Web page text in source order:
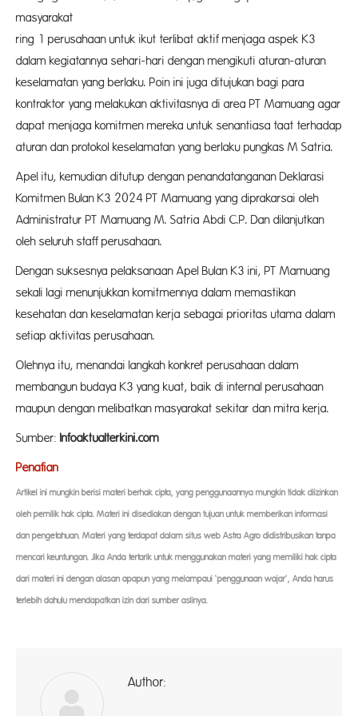
ring 1 perusahaan untuk ikut terlibat aktif menjaga aspek K3
dalam kegiatannya sehari-hari dengan mengikuti aturan-aturan
keselamatan yang berlaku. Poin ini juga ditujukan bagi para
kontraktor yang melakukan aktivitasnya di area PT Mamuang agar
dapat menjaga komitmen mereka untuk senantiasa taat terhadap
aturan dan protokol keselamatan yang berlaku pungkas M Satria.
Apel itu, kemudian ditutup dengan penandatanganan Deklarasi
Komitmen Bulan K3 2024 PT Mamuang yang diprakarsai oleh
Administratur PT Mamuang M. Satria Abdi C.P. Dan dilanjutkan
oleh seluruh staff perusahaan.
Dengan suksesnya pelaksanaan Apel Bulan K3 ini, PT Mamuang
sekali lagi menunjukkan komitmennya dalam memastikan
kesehatan dan keselamatan kerja sebagai prioritas utama dalam
setiap aktivitas perusahaan.
Olehnya itu, menandai langkah konkret perusahaan dalam
membangun budaya K3 yang kuat, baik di internal perusahaan
maupun dengan melibatkan masyarakat sekitar dan mitra kerja.
Sumber: Infoaktualterkini.com
Penafian
Artikel ini mungkin berisi materi berhak cipta, yang penggunaannya mungkin tidak diizinkan
oleh pemilik hak cipta. Materi ini disediakan dengan tujuan untuk memberikan informasi
dan pengetahuan. Materi yang terdapat dalam situs web Astra Agro didistribusikan tanpa
mencari keuntungan. Jika Anda tertarik untuk menggunakan materi yang memiliki hak cipta
dari materi ini dengan alasan apapun yang melampaui ‘penggunaan wajar’, Anda harus
terlebih dahulu mendapatkan izin dari sumber aslinya.
Author: